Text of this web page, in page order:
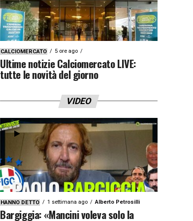
CALCIOMERCATO 5 ore ago
Ultime notizie Calciomercato LIVE:
tutte le novità del giorno
VIDEO
HANNO DETTO 1 settimana ago Alberto Petrosilli
Bargiggia: «Mancini voleva solo la